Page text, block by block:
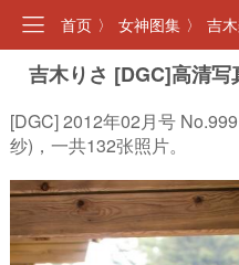
首页 〉 女神图集 〉 吉
吉木りさ [DGC]高清
[DGC] 2012年02月号
纱)，一共132张照片。